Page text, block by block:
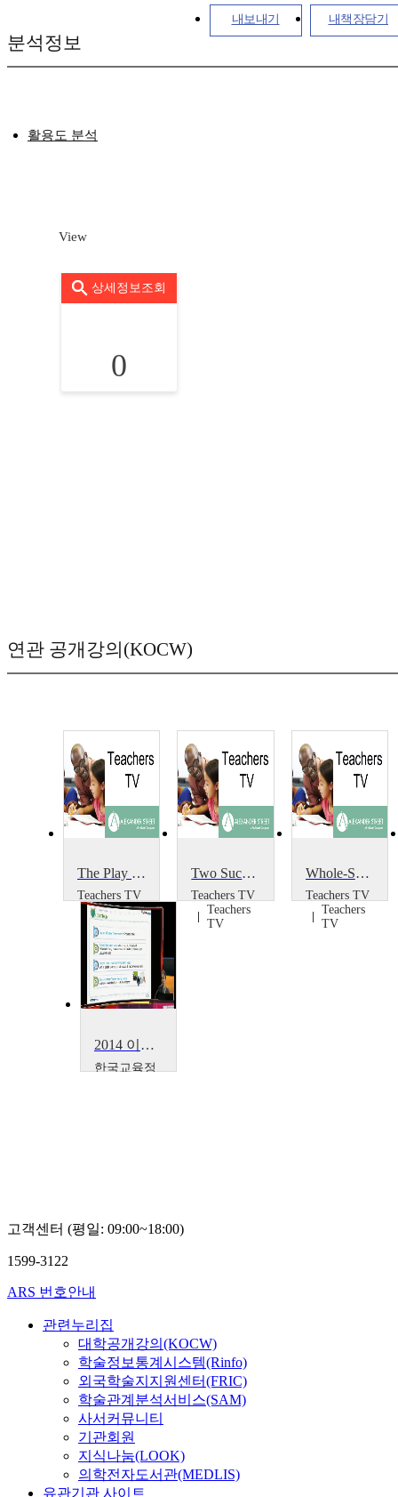
내보내기 내책장담기
분석정보
활용도 분석
View
상세정보조회
0
연관 공개강의(KOCW)
The Play Project
Teachers TV
Teachers
TV
Two Successful Projects
Teachers TV
Teachers
TV
Whole-School Portrait Project
Teachers TV
Teachers
TV
2014 이러닝 국제 콘퍼런스 : What is the Lessons from Education Support Project~
한국교육정
고객센터 (평일: 09:00~18:00)
1599-3122
ARS 번호안내
관련누리집
대학공개강의(KOCW)
학술정보통계시스템(Rinfo)
외국학술지지원센터(FRIC)
학술관계분석서비스(SAM)
사서커뮤니티
기관회원
지식나눔(LOOK)
의학전자도서관(MEDLIS)
유관기관 사이트